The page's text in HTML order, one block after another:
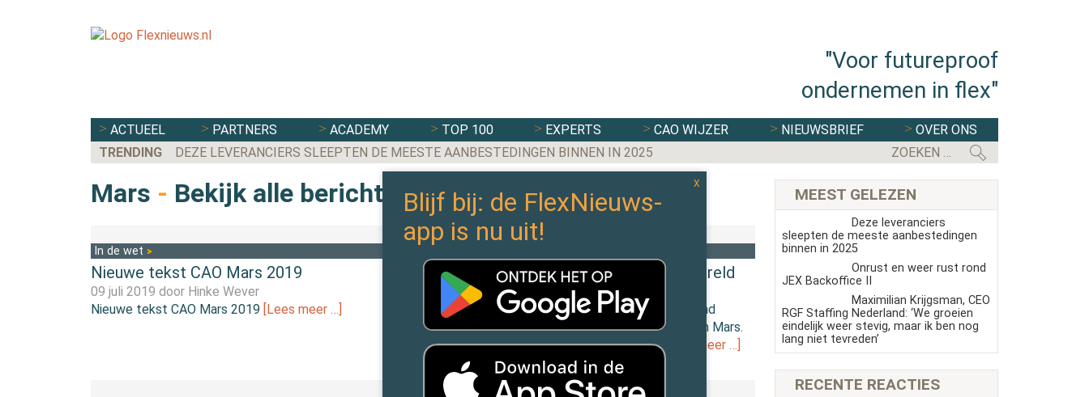
"Voor futureproof
ondernemen in flex"
ACTUEEL PARTNERS ACADEMY TOP 100 EXPERTS CAO WIJZER NIEUWSBRIEF
OVER ONS
TRENDING
DEZE LEVERANCIERS SLEEPTEN DE MEESTE AANBESTEDINGEN BINNEN IN 2025
Mars - Bekijk alle berichten
In de wet
Nieuwe tekst CAO Mars 2019
09 juli 2019 door Hinke Wever
Nieuwe tekst CAO Mars 2019 [Lees meer …]
Salesforce: #1 Best Workplace ter wereld
15 oktober 2018 door
Hinke Wever
De World’s Best Workplaces zijn maandag bekend
gemaakt. In de top 3 staan Salesforce, Hilton en Mars.
Op de 5e plek staat The Adecco Group.[Lees meer …]
MEEST GELEZEN
Deze leveranciers
sleepten de meeste aanbestedingen
binnen in 2025
Onrust en weer rust rond
JEX Backoffice II
Maximilian Krijgsman, CEO
RGF Staffing Nederland: ‘We groeien
eindelijk weer stevig, maar ik ben nog
lang niet tevreden’
RECENTE REACTIES